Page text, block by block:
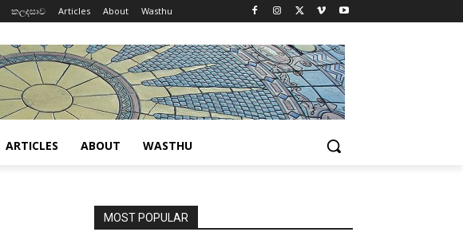
කලදසාව Articles About Wasthu
ARTICLES ABOUT WASTHU
MOST POPULAR